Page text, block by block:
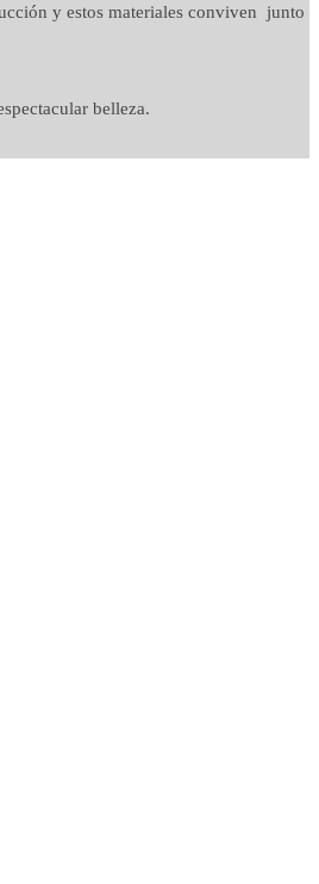
y estos materiales conviven junto
belleza.